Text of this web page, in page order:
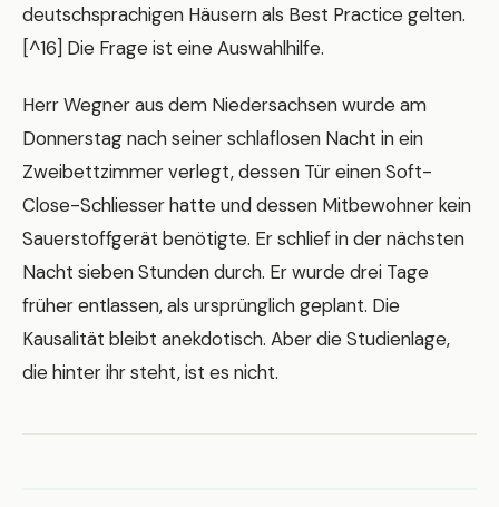
deutschsprachigen Häusern als Best Practice gelten.
[^16] Die Frage ist eine Auswahlhilfe.
Herr Wegner aus dem Niedersachsen wurde am
Donnerstag nach seiner schlaflosen Nacht in ein
Zweibettzimmer verlegt, dessen Tür einen Soft-
Close-Schliesser hatte und dessen Mitbewohner kein
Sauerstoffgerät benötigte. Er schlief in der nächsten
Nacht sieben Stunden durch. Er wurde drei Tage
früher entlassen, als ursprünglich geplant. Die
Kausalität bleibt anekdotisch. Aber die Studienlage,
die hinter ihr steht, ist es nicht.